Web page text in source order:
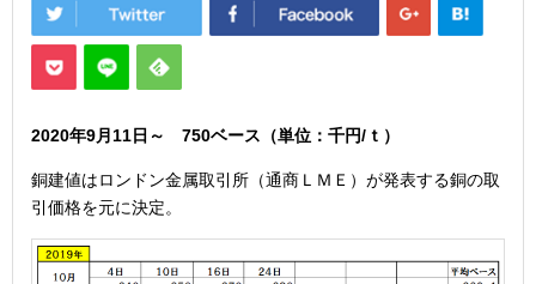
2020年9月11日 ～ 750ベース（単位：千円/ｔ）
銅建値はロンドン金属取引所（通商ＬＭＥ）が発表する銅の取
引価格を元に決定。